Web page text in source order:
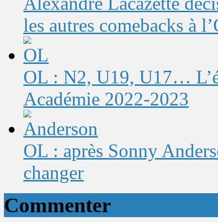
les autres comebacks à
OL : N2, U19, U17…
Académie 2022-2023
OL : après Sonny
changer
Commenter